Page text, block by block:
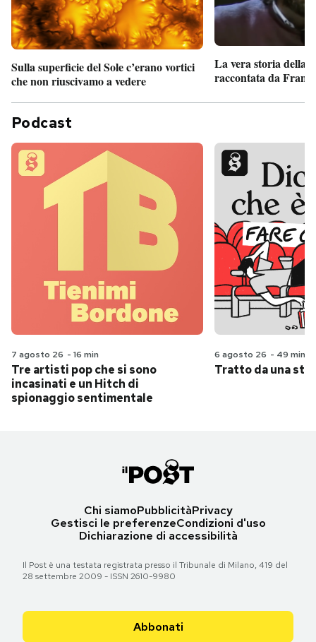
Sulla superficie del Sole c’erano vortici
che non riuscivamo a vedere
La vera storia della
raccontata da
Podcast
7 agosto 26 - 16 min
Tre artisti pop che si sono
incasinati e un Hitch di
spionaggio sentimentale
6 agosto 26 - 49 min
Tratto da una
Chi siamoPubblicitàPrivacy
Gestisci le preferenzeCondizioni d'uso
Dichiarazione di accessibilità
Il Post è una testata registrata presso il Tribunale di Milano, 419 del
28 settembre 2009 - ISSN 2610-9980
Abbonati